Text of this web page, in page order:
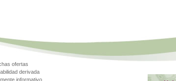
ofertas
derivada
informativo.